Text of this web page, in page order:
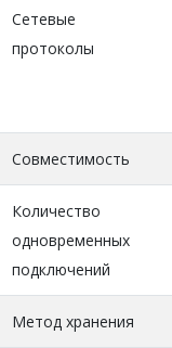
Сетевые
протоколы
Совместимость
Количество
одновременных
подключений
Метод хранения